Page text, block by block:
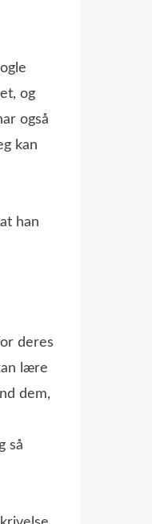
og
også
kan
han
deres
lære
dem,
så